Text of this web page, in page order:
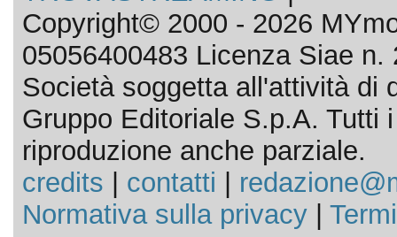
Copyright© 2000 - 2026
05056400483 Licenza Siae n.
Società soggetta all'attività di
Gruppo Editoriale S.p.A. Tutti
riproduzione anche parziale.
credits
contatti
Normativa sulla privacy|